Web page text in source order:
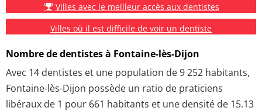
Villes avec le meilleur accès aux dentistes
Villes où il est difficile de voir un dentiste
Nombre de dentistes à Fontaine-lès-Dijon
Avec 14 dentistes et une population de 9 252 habitants,
Fontaine-lès-Dijon possède un ratio de praticiens
libéraux de 1 pour 661 habitants et une densité de 15.13